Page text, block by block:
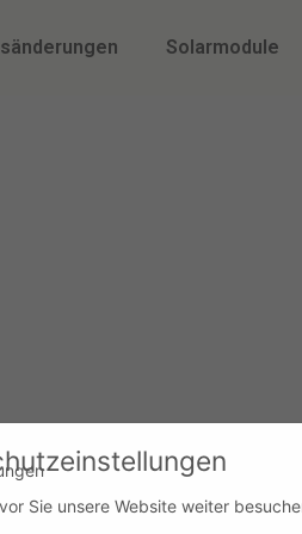
Solarmodule
Sie unsere Website weiter